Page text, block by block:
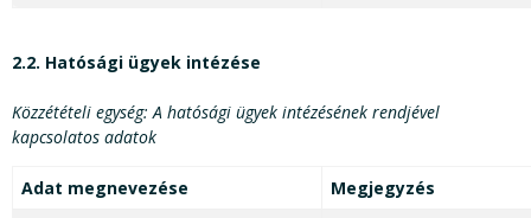
2.2. Hatósági ügyek intézése
Közzétételi egység: A hatósági ügyek intézésének rendjével
kapcsolatos adatok
Adat megnevezése
Megjegyzés